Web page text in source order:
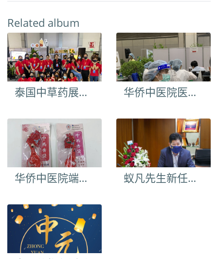
Related album
泰国中草药展览会 华侨中医院医护人员接种新冠疫苗
华侨中医院端午节给华人送安康 蚁凡先生新任华侨中医院院长职务